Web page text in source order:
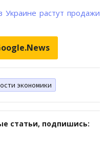
Украине растут продажи
экономики
статьи, подпишись: